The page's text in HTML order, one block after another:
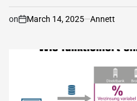
on March 14, 2025 Annett